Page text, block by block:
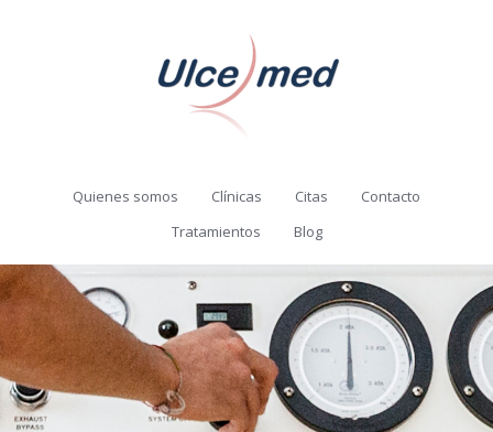
Quienes somos Clínicas Citas
Contacto
Tratamientos
Blog